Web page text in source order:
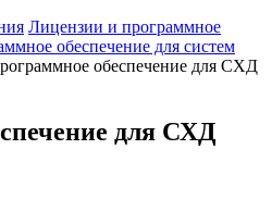
Лицензии и программное
обеспечение для систем
обеспечение для СХД
для СХД